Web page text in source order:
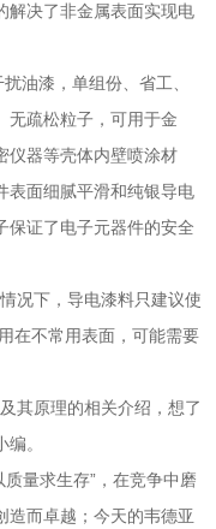
了非金属表面实现电
油漆，单组份、省工、
无疏松粒子，可用于金
仪器等壳体内壁喷涂材
件表面细腻平滑和纯银导电
保证了电子元器件的安全
况下，导电漆料只建议使
若使用在不常用表面，可能需要
其原理的相关介绍，想了
编。
量求生存”，在竞争中磨
造而卓越；今天的韦德亚